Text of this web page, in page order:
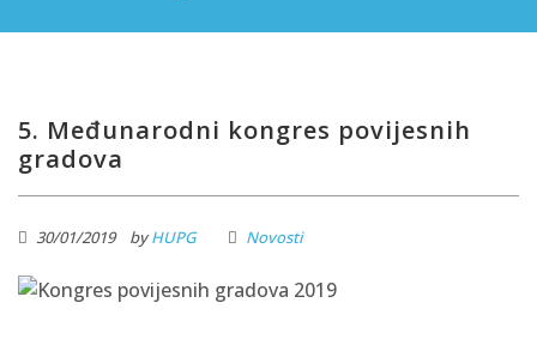
5. Međunarodni kongres povijesnih
gradova
30/01/2019 byHUPG Novosti